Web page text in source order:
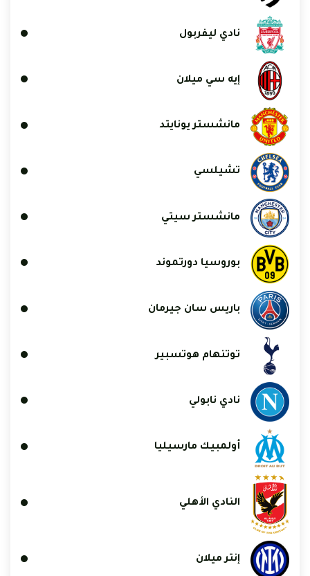
نادي ليفربول
إيه سي ميلان
مانشستر يونايتد
تشيلسي
مانشستر سيتي
بوروسيا دورتموند
باريس سان جيرمان
توتنهام هوتسبير
نادي نابولي
أولمبيك مارسيليا
النادي الأهلي
إنتر ميلان